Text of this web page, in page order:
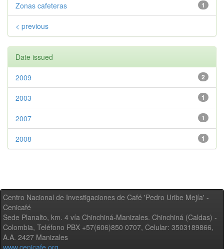
1
Zonas cafeteras
< previous
Date issued
2
2009
1
2003
1
2007
1
2008
Centro Nacional de Investigaciones de Café 'Pedro Uribe Mejía' -
Cenicafé
Sede Planalto, km. 4 vía Chinchiná-Manizales. Chinchiná (Caldas) -
Colombia, Teléfono PBX +57(606)850 0707, Celular: 3503189866,
A.A. 2427 Manizales
www.cenicafe.org